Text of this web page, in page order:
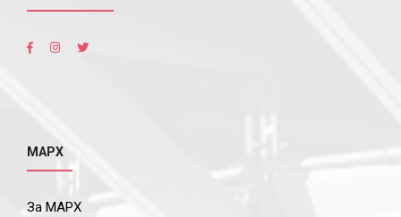
МАРХ
За МАРХ